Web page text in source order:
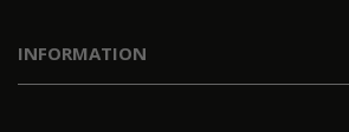
INFORMATION